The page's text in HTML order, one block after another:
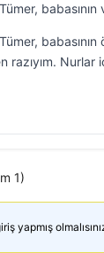
razıyım.
1)
yapmış